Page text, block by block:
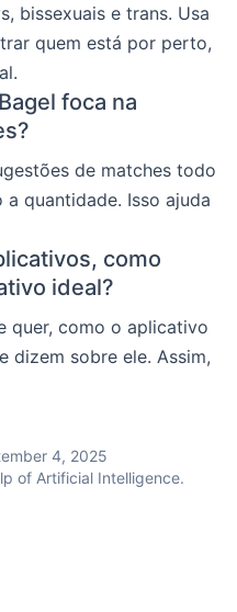
bissexuais e trans. Usa
quem está por perto,
foca na
de matches todo
a quantidade. Isso ajuda
como
ideal?
quer, como o aplicativo
dizem sobre ele. Assim,
4, 2025
of Artificial Intelligence.